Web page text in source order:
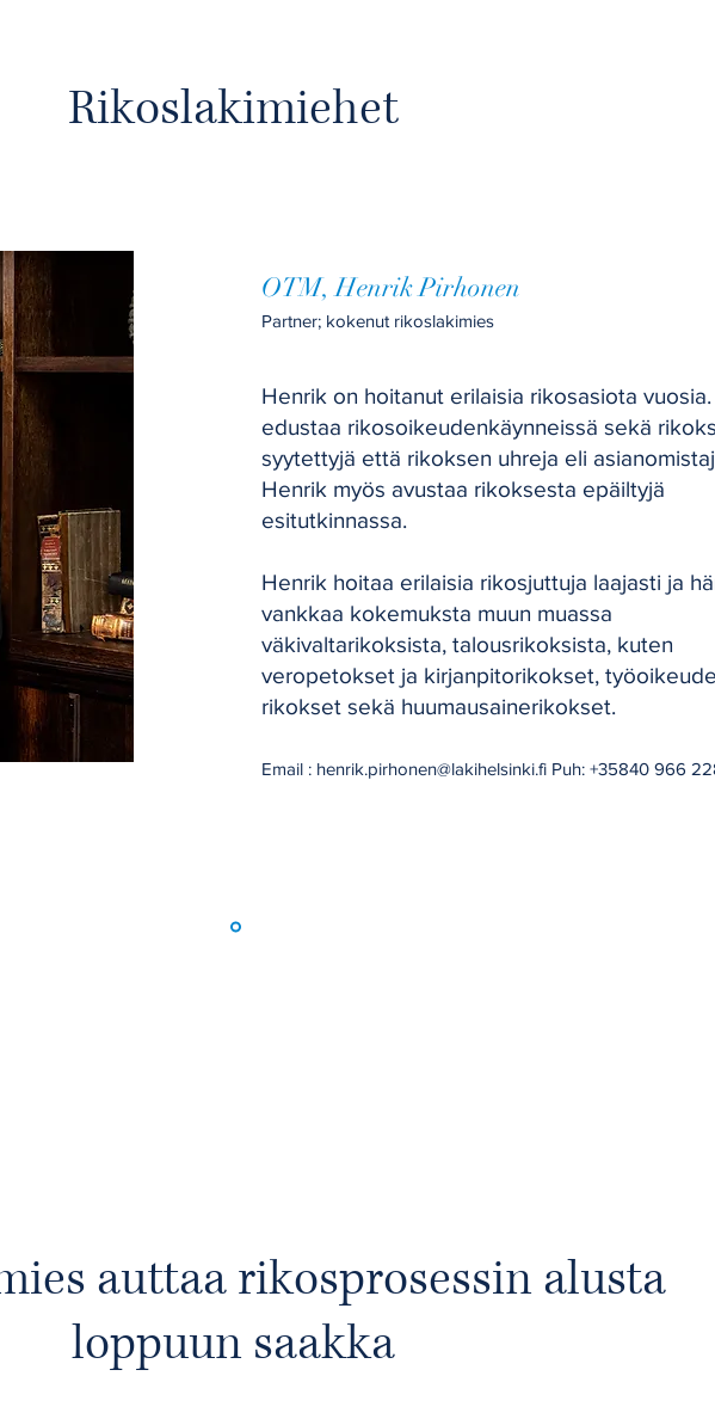
OTM, Henrik Pirhonen
Partner; kokenut rikoslakimies
Henrik on hoitanut erilaisia rikosasiota
edustaa rikosoikeudenkäynneissä sekä
syytettyjä että rikoksen uhreja eli
Henrik myös avustaa rikoksesta epäiltyjä
esitutkinnassa.
Henrik hoitaa erilaisia rikosjuttuja laajasti ja
vankkaa kokemuksta muun muassa
väkivaltarikoksista, talousrikoksista, kuten
veropetokset ja kirjanpitorikokset,
rikokset sekä huumausainerikokset.
Email : henrik.pirhonen@lakihelsinki.fi Puh: +35840 966
Rikoslakimiehet
auttaa rikosprosessin alusta
loppuun saakka